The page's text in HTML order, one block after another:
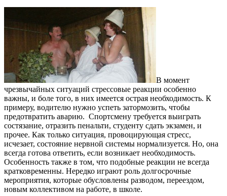
В момент
чрезвычайных ситуаций стрессовые реакции особенно
важны, и боле того, в них имеется острая необходимость. К
примеру, водителю нужно успеть затормозить, чтобы
предотвратить аварию. Спортсмену требуется выиграть
состязание, отразить пенальти, студенту сдать экзамен, и
прочее. Как только ситуация, провоцирующая стресс,
исчезает, состояние нервной системы нормализуется. Но, она
всегда готова ответить, если возникает необходимость.
Особенность также в том, что подобные реакции не всегда
кратковременны. Нередко играют роль долгосрочные
мероприятия, которые обусловлены разводом, переездом,
новым коллективом на работе, в школе.